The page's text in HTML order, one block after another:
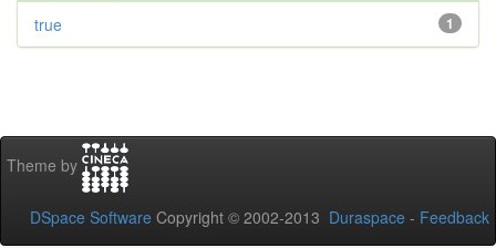
1
true
Theme by
DSpace Software Copyright © 2002-2013 Duraspace - Feedback